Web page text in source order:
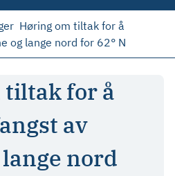
Høring om tiltak for å
og lange nord for 62° N
tiltak for å
av
nord